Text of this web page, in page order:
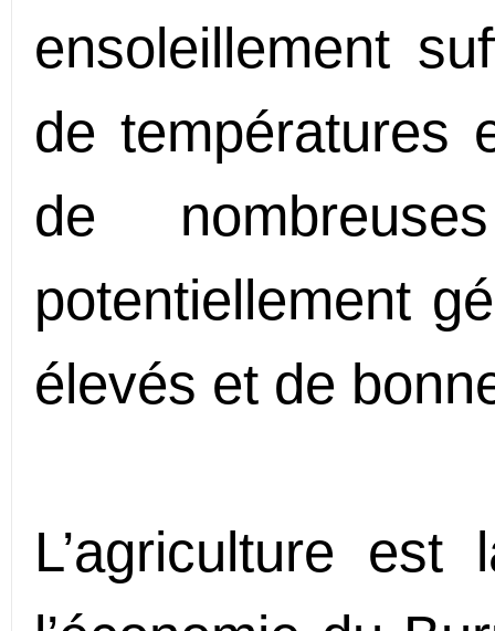
ensoleillement
de températures
de
potentiellement
élevés et de
L’agriculture